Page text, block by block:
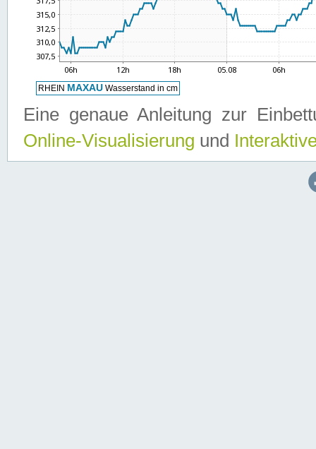
Eine genaue Anleitung zur
Online-Visualisierung und